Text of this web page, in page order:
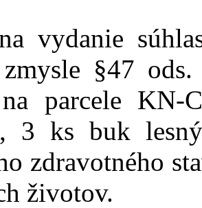
vydanie
§47
na parcele
3 ks buk
zdravotného
životov.